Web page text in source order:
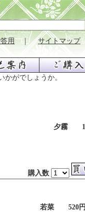
用｜サイトマップ
かがでしょうか。
夕霧
購入数
若菜 520円